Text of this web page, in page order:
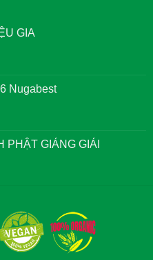
GIA
Nugabest
PHẬT GIẢNG GIẢI